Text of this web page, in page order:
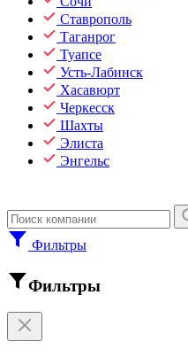
Ставрополь
Таганрог
Туапсе
Усть-Лабинск
Хасавюрт
Черкесск
Шахты
Элиста
Энгельс
Фильтры
Фильтры